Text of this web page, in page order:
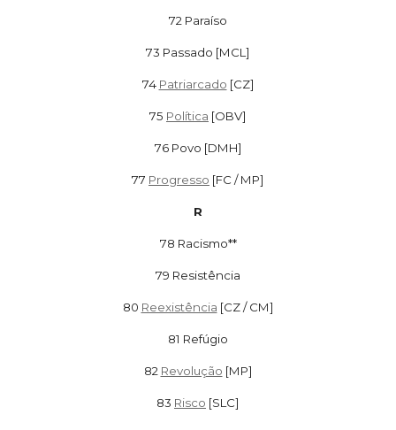
72 Paraíso
73 Passado [MCL]
74 Patriarcado [CZ]
75 Política [OBV]
76 Povo [DMH]
77 Progresso [FC / MP]
R
78 Racismo**
79 Resistência
80 Reexistência [CZ / CM]
81 Refúgio
82 Revolução [MP]
83 Risco [SLC]